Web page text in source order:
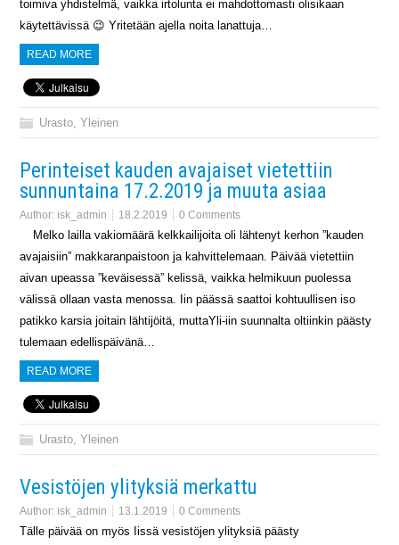
toimiva yhdistelmä, vaikka irtolunta ei mahdottomasti olisikaan
käytettävissä 😉 Yritetään ajella noita lanattuja…
READ MORE
Urasto,Yleinen
Perinteiset kauden avajaiset vietettiin
sunnuntaina 17.2.2019 ja muuta asiaa
Author: isk_admin 18.2.2019 0 Comments
Melko lailla vakiomäärä kelkkailijoita oli lähtenyt kerhon ”kauden
avajaisiin” makkaranpaistoon ja kahvittelemaan. Päivää vietettiin
aivan upeassa ”keväisessä” kelissä, vaikka helmikuun puolessa
välissä ollaan vasta menossa. Iin päässä saattoi kohtuullisen iso
patikko karsia joitain lähtijöitä, muttaYli-iin suunnalta oltiinkin päästy
tulemaan edellispäivänä…
READ MORE
Urasto,Yleinen
Vesistöjen ylityksiä merkattu
Author: isk_admin 13.1.2019 0 Comments
Tälle päivää on myös Iissä vesistöjen ylityksiä päästy